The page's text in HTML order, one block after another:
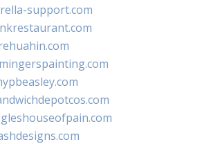
support.com